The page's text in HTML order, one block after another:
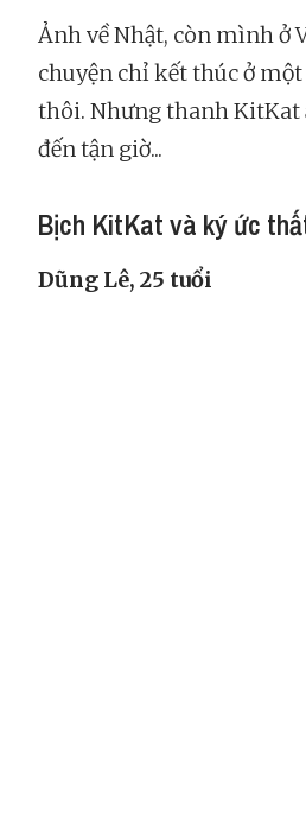
Ảnh về Nhật, còn mình ở
chuyện chỉ kết thúc ở
thôi. Nhưng thanh KitKat
đến tận giờ...
Bịch KitKat và ký ức
Dũng Lê, 25 tuổi